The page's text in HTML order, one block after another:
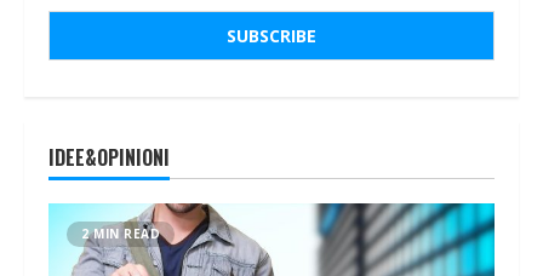
IDEE&OPINIONI
2 MIN READ